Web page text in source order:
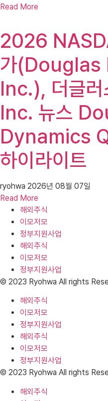
Read More
2026
가
Inc.), 더글러
Inc. 뉴스
Dynamics
하이라이트
ryohwa 2026년 08월 07일
Read More
해외주식
이모저모
정부지원사업
해외주식
이모저모
정부지원사업
© 2023 Ryohwa All rights
해외주식
이모저모
정부지원사업
해외주식
이모저모
정부지원사업
© 2023 Ryohwa All rights
해외주식